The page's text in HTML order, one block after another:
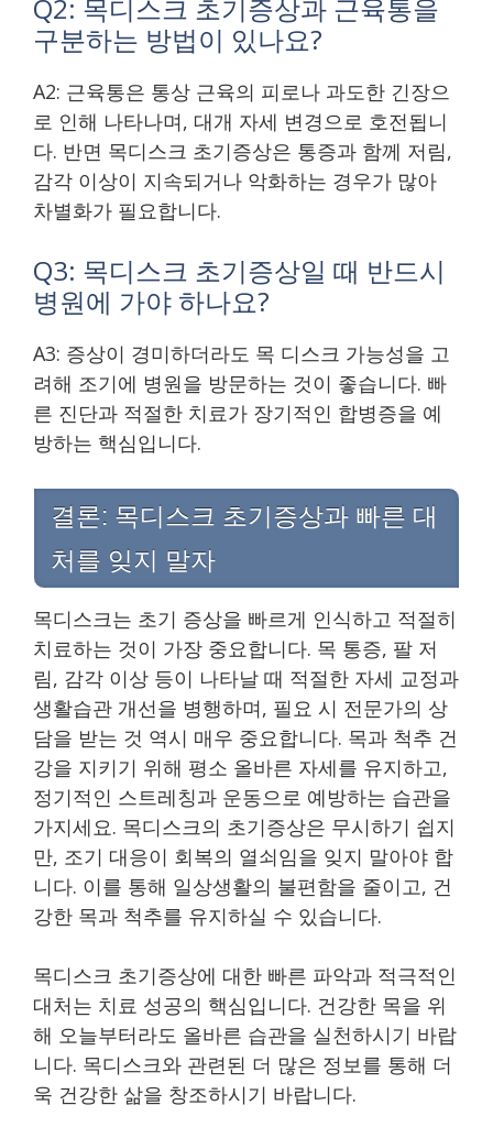
Q2: 목디스크 초기증상과 근육통을
구분하는 방법이 있나요?
A2: 근육통은 통상 근육의 피로나 과도한 긴장으
로 인해 나타나며, 대개 자세 변경으로 호전됩니
다. 반면 목디스크 초기증상은 통증과 함께 저림,
감각 이상이 지속되거나 악화하는 경우가 많아
차별화가 필요합니다.
Q3: 목디스크 초기증상일 때 반드시
병원에 가야 하나요?
A3: 증상이 경미하더라도 목 디스크 가능성을 고
려해 조기에 병원을 방문하는 것이 좋습니다. 빠
른 진단과 적절한 치료가 장기적인 합병증을 예
방하는 핵심입니다.
결론: 목디스크 초기증상과 빠른 대
처를 잊지 말자
목디스크는 초기 증상을 빠르게 인식하고 적절히
치료하는 것이 가장 중요합니다. 목 통증, 팔 저
림, 감각 이상 등이 나타날 때 적절한 자세 교정과
생활습관 개선을 병행하며, 필요 시 전문가의 상
담을 받는 것 역시 매우 중요합니다. 목과 척추 건
강을 지키기 위해 평소 올바른 자세를 유지하고,
정기적인 스트레칭과 운동으로 예방하는 습관을
가지세요. 목디스크의 초기증상은 무시하기 쉽지
만, 조기 대응이 회복의 열쇠임을 잊지 말아야 합
니다. 이를 통해 일상생활의 불편함을 줄이고, 건
강한 목과 척추를 유지하실 수 있습니다.
목디스크 초기증상에 대한 빠른 파악과 적극적인
대처는 치료 성공의 핵심입니다. 건강한 목을 위
해 오늘부터라도 올바른 습관을 실천하시기 바랍
니다. 목디스크와 관련된 더 많은 정보를 통해 더
욱 건강한 삶을 창조하시기 바랍니다.